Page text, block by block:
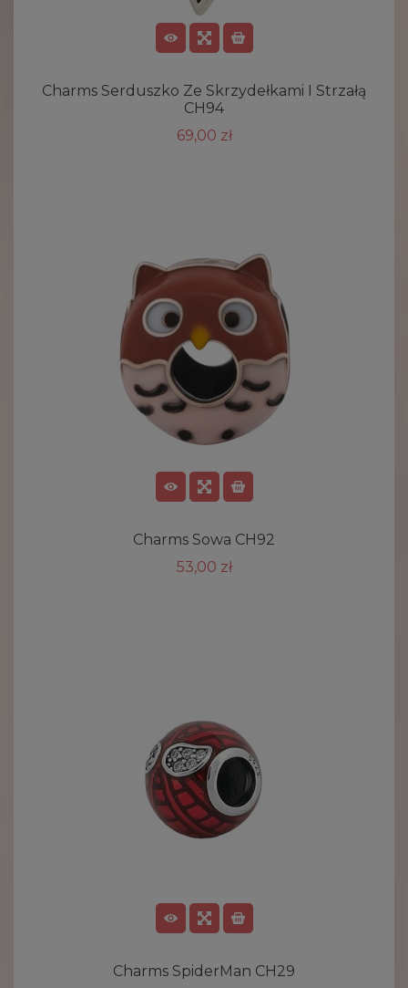
Charms Serduszko Ze Skrzydełkami I Strzałą
CH94
69,00 zł
Charms Sowa CH92
53,00 zł
Charms SpiderMan CH29